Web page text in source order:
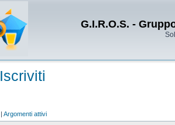
G.I.R.O.S. -
Iscriviti
| Argomenti attivi